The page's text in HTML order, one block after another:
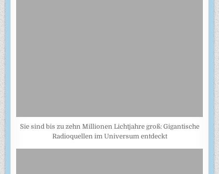
Sie sind bis zu zehn Millionen Lichtjahre groß: Gigantische
Radioquellen im Universum entdeckt